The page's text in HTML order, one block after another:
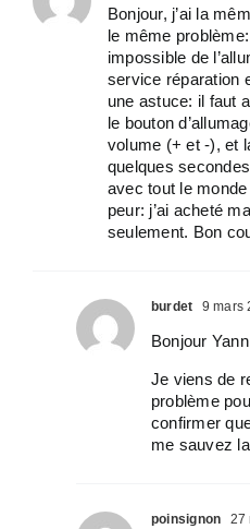
Bonjour, j’ai la
le même
impossible de
service réparation
une astuce: il faut
le bouton
volume (+ et -), et
quelques
avec tout le
peur: j’ai acheté
seulement. Bon
burdet 9 mars
Bonjour
Je viens de
problème
confirmer
me sauvez
poinsignon 27